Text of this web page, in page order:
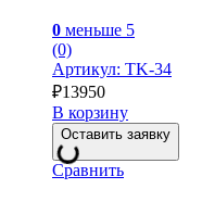
0 меньше 5
(0)
Артикул: TK-34
₽13950
В корзину
Оставить заявку
Сравнить